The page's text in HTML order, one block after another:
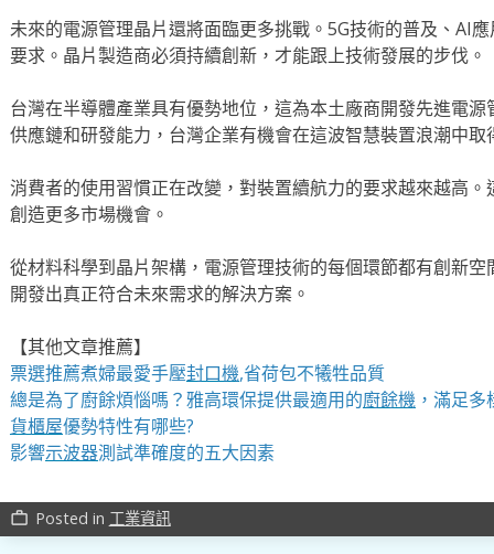
未來的電源管理晶片還將面臨更多挑戰。5G技術的普及、AI
要求。晶片製造商必須持續創新，才能跟上技術發展的步伐。
台灣在半導體產業具有優勢地位，這為本土廠商開發先進電
供應鏈和研發能力，台灣企業有機會在這波智慧裝置浪潮中取
消費者的使用習慣正在改變，對裝置續航力的要求越來越高
創造更多市場機會。
從材料科學到晶片架構，電源管理技術的每個環節都有創新
開發出真正符合未來需求的解決方案。
【其他文章推薦】
票選推薦煮婦最愛手壓封口機,省荷包不犧牲品質
總是為了廚餘煩惱嗎？雅高環保提供最適用的廚餘機，滿足多
貨櫃屋優勢特性有哪些?
影響示波器測試準確度的五大因素
work_outline Posted in 工業資訊